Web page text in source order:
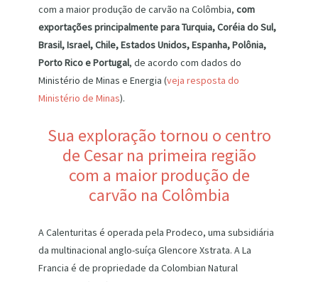
com a maior produção de carvão na Colômbia, com
exportações principalmente para Turquia, Coréia do Sul,
Brasil, Israel, Chile, Estados Unidos, Espanha, Polônia,
Porto Rico e Portugal, de acordo com dados do
Ministério de Minas e Energia (veja resposta do
Ministério de Minas).
Sua exploração tornou o centro
de Cesar na primeira região
com a maior produção de
carvão na Colômbia
A Calenturitas é operada pela Prodeco, uma subsidiária
da multinacional anglo-suíça Glencore Xstrata. A La
Francia é de propriedade da Colombian Natural